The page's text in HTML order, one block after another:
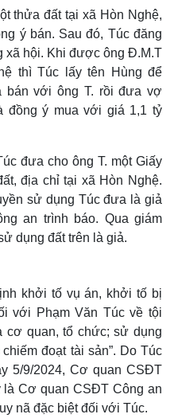
thửa đất tại xã Hòn Nghệ,
ý bán. Sau đó, Túc đăng
xã hội. Khi được ông Đ.M.T
thì Túc lấy tên Hùng để
bán với ông T. rồi đưa vợ
đồng ý mua với giá 1,1 tỷ
đưa cho ông T. một Giấy
địa chỉ tại xã Hòn Nghệ.
sử dụng Túc đưa là giả
an trình báo. Qua giám
dụng đất trên là giả.
khởi tố vụ án, khởi tố bị
với Phạm Văn Túc về tội
cơ quan, tổ chức; sử dụng
đoạt tài sản”. Do Túc
5/9/2024, Cơ quan CSĐT
là Cơ quan CSĐT Công an
nã đặc biệt đối với Túc.